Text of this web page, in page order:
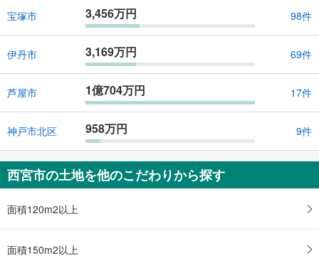
宝塚市 3,456万円 98件
伊丹市 3,169万円 69件
芦屋市 1億704万円 17件
神戸市北区 958万円 9件
西宮市の土地を他のこだわりから探す
面積120m2以上
面積150m2以上